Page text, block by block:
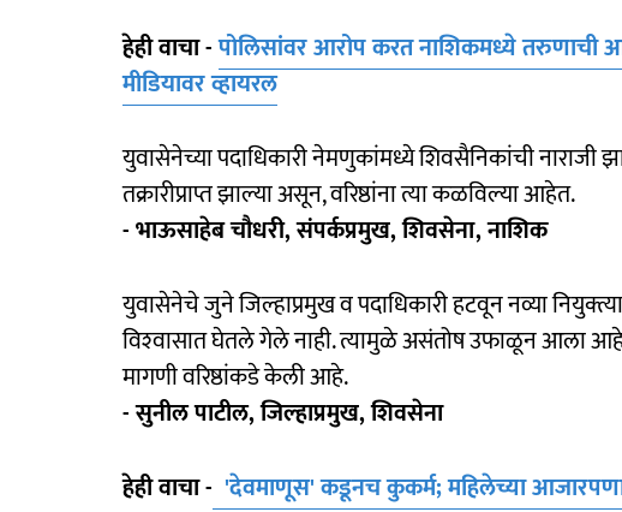
हेही वाचा -पोलिसांवर आरोप करत नाशिकमध्ये तरुणाची
मीडियावर व्हायरल​
युवासेनेच्या पदाधिकारी नेमणुकांमध्ये शिवसैनिकांची नाराजी
तक्रारीप्राप्त झाल्या असून, वरिष्ठांना त्या कळविल्या आहेत.
- भाऊसाहेब चौधरी, संपर्कप्रमुख, शिवसेना, नाशिक
युवासेनेचे जुने जिल्हाप्रमुख व पदाधिकारी हटवून नव्या
विश्‍वासात घेतले गेले नाही. त्यामुळे असंतोष उफाळून आला आहे.
मागणी वरिष्ठांकडे केली आहे.
- सुनील पाटील, जिल्हाप्रमुख, शिवसेना
हेही वाचा - 'देवमाणूस' कडूनच कुकर्म; महिलेच्या